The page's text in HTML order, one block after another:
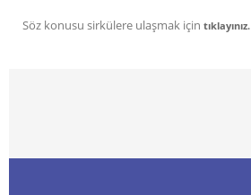
Söz konusu sirkülere ulaşmak için tıklayınız.